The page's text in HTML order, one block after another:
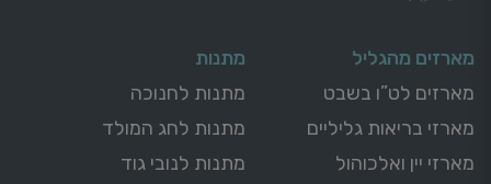
מארזים מהגליל
מארזים לט”ו בשבט
מארזי בריאות גליליים
מארזי יין ואלכוהול
מתנות
מתנות לחנוכה
מתנות לחג המולד
מתנות לנובי גוד